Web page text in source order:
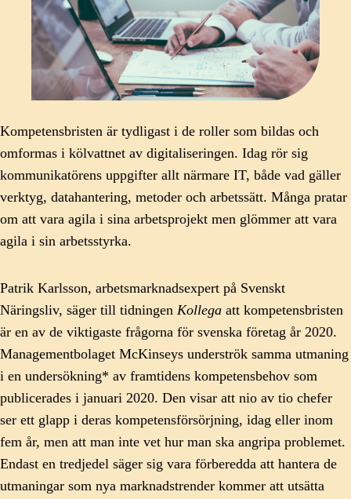
Kompetensbristen är tydligast i de roller som bildas och
omformas i kölvattnet av digitaliseringen. Idag rör sig
kommunikatörens uppgifter allt närmare IT, både vad gäller
verktyg, datahantering, metoder och arbetssätt. Många pratar
om att vara agila i sina arbetsprojekt men glömmer att vara
agila i sin arbetsstyrka.
Patrik Karlsson, arbetsmarknadsexpert på Svenskt
Näringsliv, säger till tidningen Kollega att kompetensbristen
är en av de viktigaste frågorna för svenska företag år 2020.
Managementbolaget McKinseys underströk samma utmaning
i en undersökning* av framtidens kompetensbehov som
publicerades i januari 2020. Den visar att nio av tio chefer
ser ett glapp i deras kompetensförsörjning, idag eller inom
fem år, men att man inte vet hur man ska angripa problemet.
Endast en tredjedel säger sig vara förberedda att hantera de
utmaningar som nya marknadstrender kommer att utsätta